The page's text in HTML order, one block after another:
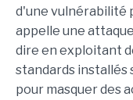
d'une vulnérabilité
appelle une
dire en exploitant
standards installés
pour masquer des